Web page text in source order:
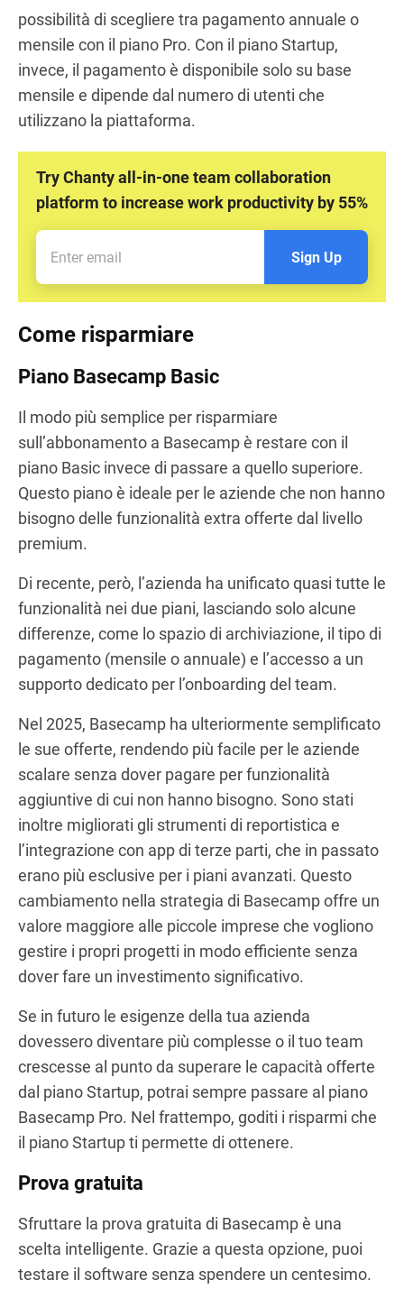
possibilità di scegliere tra pagamento annuale o
mensile con il piano Pro. Con il piano Startup,
invece, il pagamento è disponibile solo su base
mensile e dipende dal numero di utenti che
utilizzano la piattaforma.
Try Chanty all-in-one team collaboration
platform to increase work productivity by 55%
Sign Up
Come risparmiare
Piano Basecamp Basic
Il modo più semplice per risparmiare
sull’abbonamento a Basecamp è restare con il
piano Basic invece di passare a quello superiore.
Questo piano è ideale per le aziende che non hanno
bisogno delle funzionalità extra offerte dal livello
premium.
Di recente, però, l’azienda ha unificato quasi tutte le
funzionalità nei due piani, lasciando solo alcune
differenze, come lo spazio di archiviazione, il tipo di
pagamento (mensile o annuale) e l’accesso a un
supporto dedicato per l’onboarding del team.
Nel 2025, Basecamp ha ulteriormente semplificato
le sue offerte, rendendo più facile per le aziende
scalare senza dover pagare per funzionalità
aggiuntive di cui non hanno bisogno. Sono stati
inoltre migliorati gli strumenti di reportistica e
l’integrazione con app di terze parti, che in passato
erano più esclusive per i piani avanzati. Questo
cambiamento nella strategia di Basecamp offre un
valore maggiore alle piccole imprese che vogliono
gestire i propri progetti in modo efficiente senza
dover fare un investimento significativo.
Se in futuro le esigenze della tua azienda
dovessero diventare più complesse o il tuo team
crescesse al punto da superare le capacità offerte
dal piano Startup, potrai sempre passare al piano
Basecamp Pro. Nel frattempo, goditi i risparmi che
il piano Startup ti permette di ottenere.
Prova gratuita
Sfruttare la prova gratuita di Basecamp è una
scelta intelligente. Grazie a questa opzione, puoi
testare il software senza spendere un centesimo.